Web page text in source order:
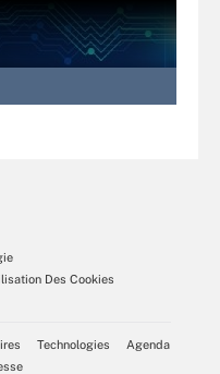
Des Cookies
Technologies
Agenda